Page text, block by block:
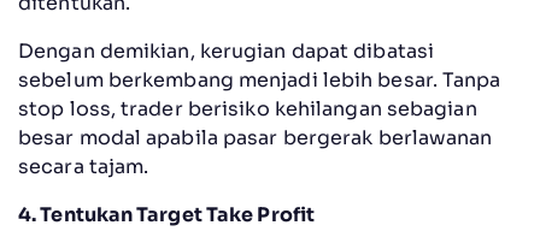
Dengan demikian, kerugian dapat dibatasi
sebelum berkembang menjadi lebih besar. Tanpa
stop loss, trader berisiko kehilangan sebagian
besar modal apabila pasar bergerak berlawanan
secara tajam.
4. Tentukan Target Take Profit